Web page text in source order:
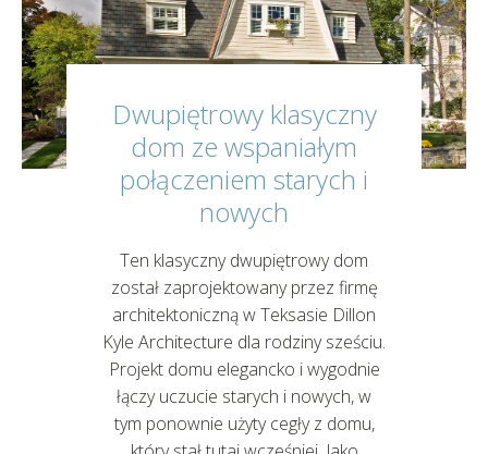
Dwupiętrowy klasyczny
dom ze wspaniałym
połączeniem starych i
nowych
Ten klasyczny dwupiętrowy dom
został zaprojektowany przez firmę
architektoniczną w Teksasie Dillon
Kyle Architecture dla rodziny sześciu.
Projekt domu elegancko i wygodnie
łączy uczucie starych i nowych, w
tym ponownie użyty cegły z domu,